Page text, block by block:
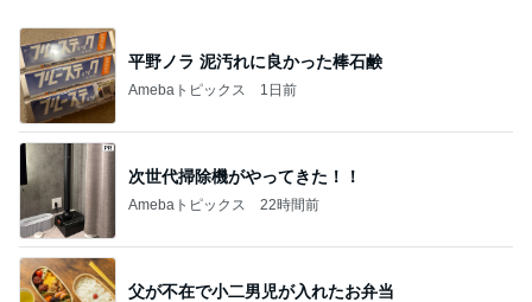
平野ノラ 泥汚れに良かった棒石鹸
Amebaトピックス 1日前
次世代掃除機がやってきた！！
Amebaトピックス 22時間前
父が不在で小二男児が入れたお弁当